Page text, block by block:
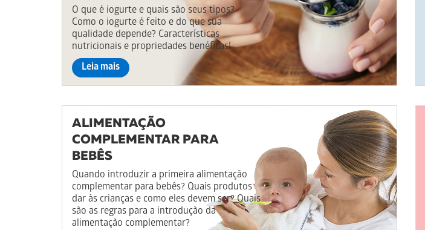
O que é iogurte e quais são seus tipos?
Como o iogurte é feito e do que sua
qualidade depende? Características
nutricionais e propriedades benéficas!
Leia mais
ALIMENTAÇÃO
COMPLEMENTAR PARA
BEBÊS
Quando introduzir a primeira alimentação
complementar para bebês? Quais produtos
dar às crianças e como eles devem ser? Quais
são as regras para a introdução da
alimentação complementar?